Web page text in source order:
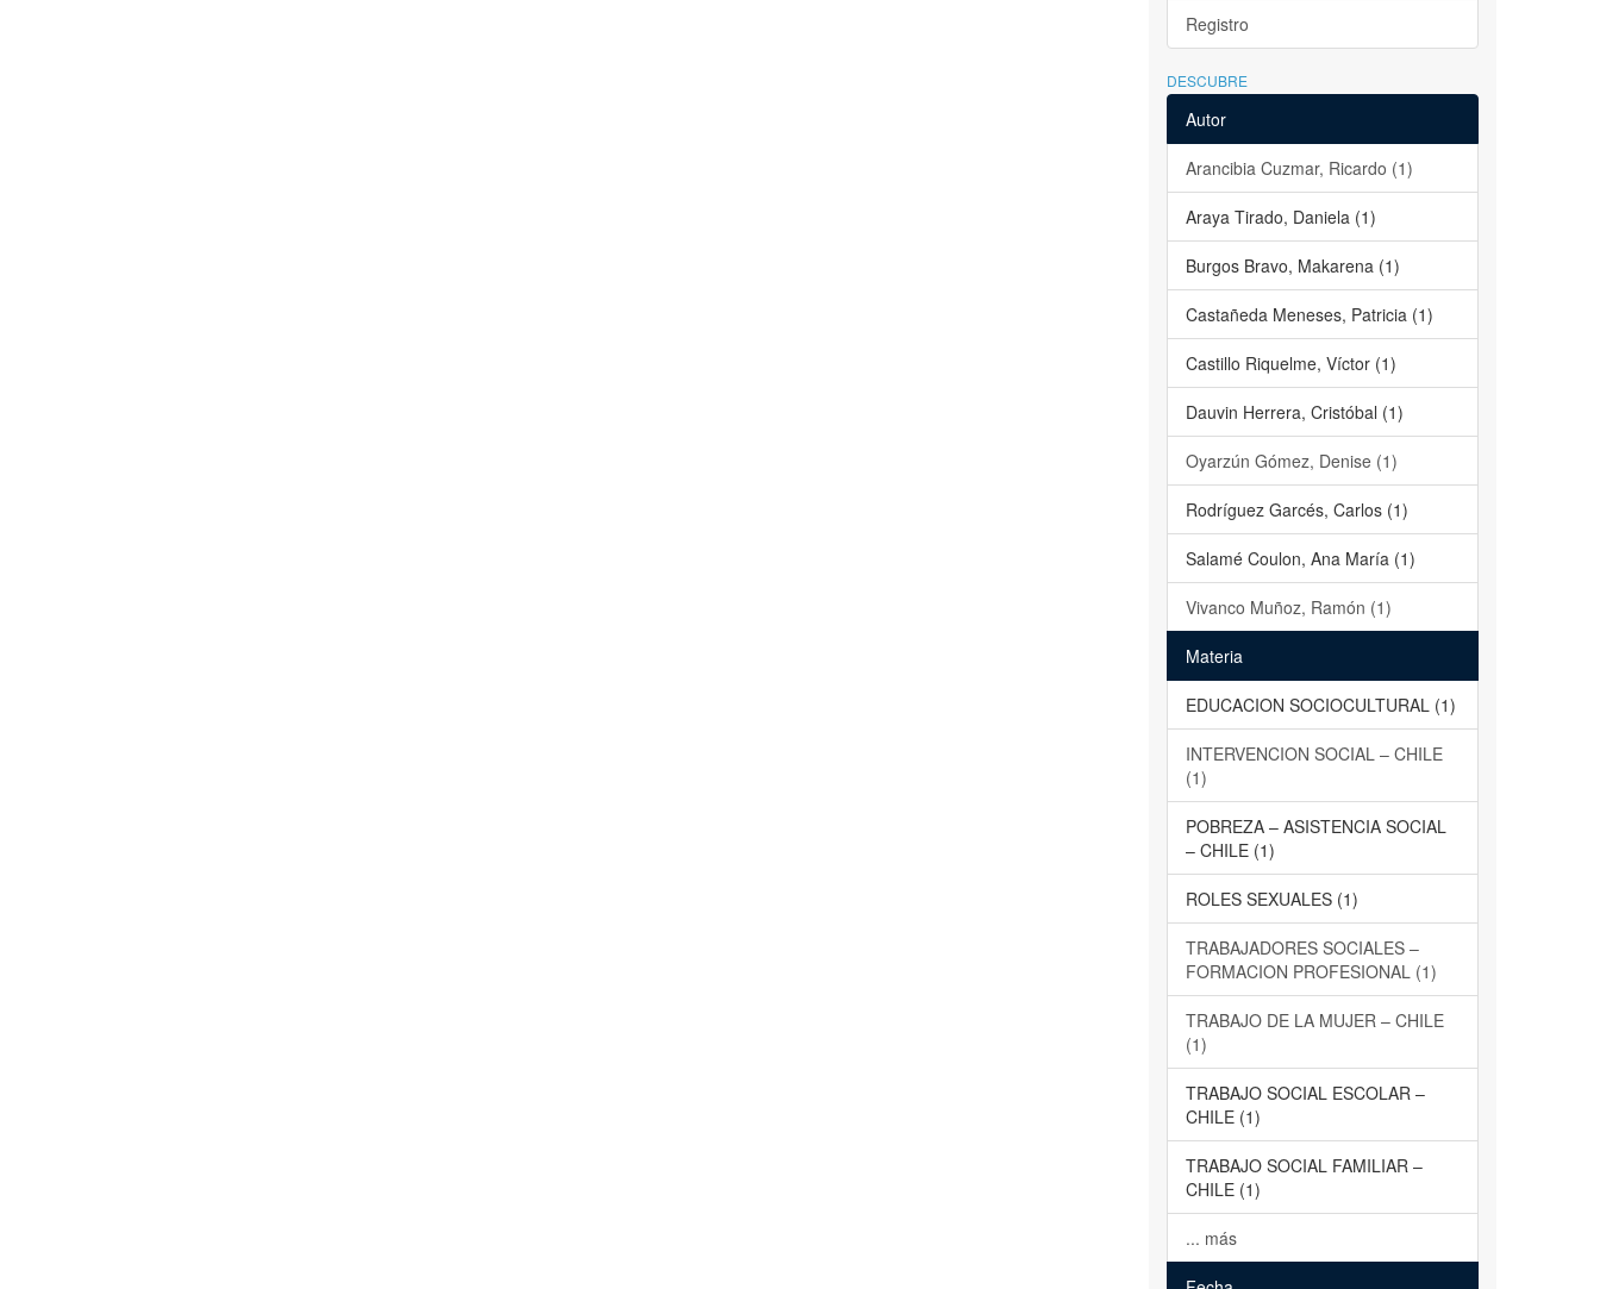
Registro
DESCUBRE
Autor
Arancibia Cuzmar, Ricardo (1)
Araya Tirado, Daniela (1)
Burgos Bravo, Makarena (1)
Castañeda Meneses, Patricia (1)
Castillo Riquelme, Víctor (1)
Dauvin Herrera, Cristóbal (1)
Oyarzún Gómez, Denise (1)
Rodríguez Garcés, Carlos (1)
Salamé Coulon, Ana María (1)
Vivanco Muñoz, Ramón (1)
Materia
EDUCACION SOCIOCULTURAL (1)
INTERVENCION SOCIAL – CHILE
(1)
POBREZA – ASISTENCIA SOCIAL
– CHILE (1)
ROLES SEXUALES (1)
TRABAJADORES SOCIALES –
FORMACION PROFESIONAL (1)
TRABAJO DE LA MUJER – CHILE
(1)
TRABAJO SOCIAL ESCOLAR –
CHILE (1)
TRABAJO SOCIAL FAMILIAR –
CHILE (1)
... más